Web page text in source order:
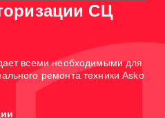
СЦ
всеми необходимыми для
ремонта техники Asko